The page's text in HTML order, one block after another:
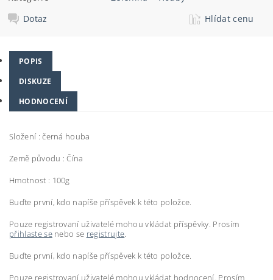
Dotaz
Hlídat cenu
POPIS
DISKUZE
HODNOCENÍ
Složení : černá houba
Země původu : Čína
Hmotnost : 100g
Buďte první, kdo napíše příspěvek k této položce.
Pouze registrovaní uživatelé mohou vkládat příspěvky. Prosím
přihlaste senebo se registrujte.
Buďte první, kdo napíše příspěvek k této položce.
Pouze registrovaní uživatelé mohou vkládat hodnocení. Prosím